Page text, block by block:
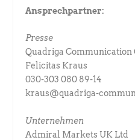
Ansprechpartner:
Presse
Quadriga Communication
Felicitas Kraus
030-303 080 89-14
kraus@quadriga-
Unternehmen
Admiral Markets UK Ltd